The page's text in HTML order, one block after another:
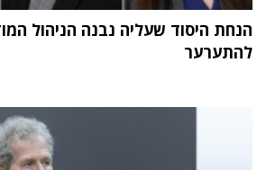
הנחת היסוד שעליה נבנה הניהול
להתערער